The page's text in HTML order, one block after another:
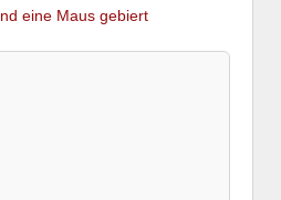
eine Maus gebiert